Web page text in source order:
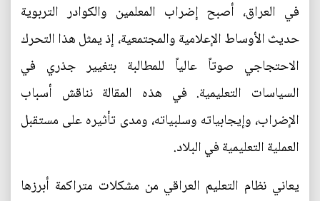
في العراق، أصبح إضراب المعلمين والكوادر التربوية
حديث الأوساط الإعلامية والمجتمعية، إذ يمثل هذا التحرك
الاحتجاجي صوتاً عالياً للمطالبة بتغيير جذري في
السياسات التعليمية. في هذه المقالة نناقش أسباب
الإضراب، وإيجابياته وسلبياته، ومدى تأثيره على مستقبل
العملية التعليمية في البلاد.
يعاني نظام التعليم العراقي من مشكلات متراكمة أبرزها